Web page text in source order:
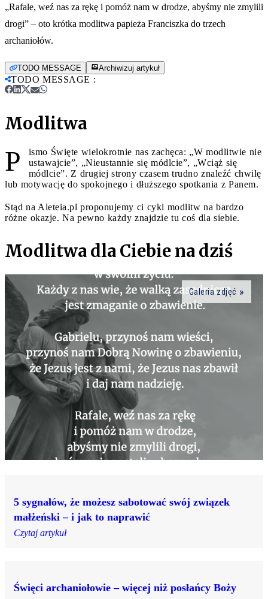
„Rafale, weź nas za rękę i pomóż nam w drodze, abyśmy nie zmylili
drogi” – oto krótka modlitwa papieża Franciszka do trzech
archaniołów.
TODO MESSAGE Archiwizuj artykuł
TODO MESSAGE :
Modlitwa
P
ismo Święte wielokrotnie nas zachęca: „W modlitwie nie
ustawajcie”, „Nieustannie się módlcie”, „Wciąż się
módlcie”. Z drugiej strony czasem trudno znaleźć chwilę
lub motywację do spokojnego i dłuższego spotkania z Panem.
Stąd na Aleteia.pl proponujemy ci cykl modlitw na bardzo
różne okazje. Na pewno każdy znajdzie tu coś dla siebie.
Modlitwa dla Ciebie na dziś
Galeria zdjęć
5 sygnałów, że możesz sabotować swój związek
małżeński – i jak to naprawić
Czytaj artykuł
Święci archaniołowie – więcej niż posłańcy Boży